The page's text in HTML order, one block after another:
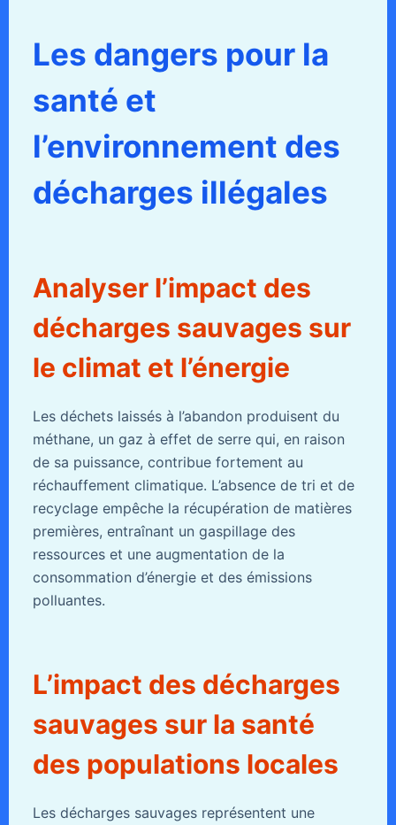
Les dangers pour la
santé et
l’environnement des
décharges illégales
Analyser l’impact des
décharges sauvages sur
le climat et l’énergie
Les déchets laissés à l’abandon produisent du
méthane, un gaz à effet de serre qui, en raison
de sa puissance, contribue fortement au
réchauffement climatique. L’absence de tri et de
recyclage empêche la récupération de matières
premières, entraînant un gaspillage des
ressources et une augmentation de la
consommation d’énergie et des émissions
polluantes.
L’impact des décharges
sauvages sur la santé
des populations locales
Les décharges sauvages représentent une